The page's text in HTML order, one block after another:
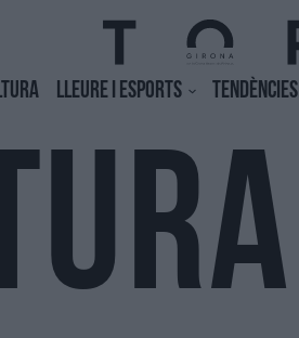
LLEURE I ESPORTS TENDÈNCIES